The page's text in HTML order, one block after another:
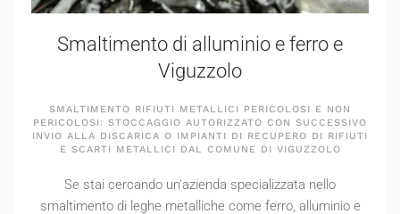
Smaltimento di alluminio e ferro e
Viguzzolo
SMALTIMENTO RIFIUTI METALLICI PERICOLOSI E NON
PERICOLOSI: STOCCAGGIO AUTORIZZATO CON SUCCESSIVO
INVIO ALLA DISCARICA O IMPIANTI DI RECUPERO DI RIFIUTI
E SCARTI METALLICI DAL COMUNE DI VIGUZZOLO
Se stai cercando un'azienda specializzata nello
smaltimento di leghe metalliche come ferro, alluminio e